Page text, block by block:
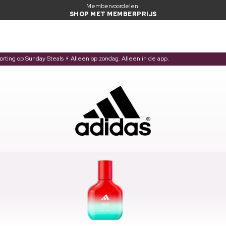
Membervoordelen:
SHOP MET MEMBERPRIJS
op Sunday Steals ⚡ Alleen op zondag. Alleen in de app.